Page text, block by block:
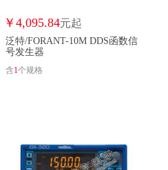
￥ 4,095.84元起
泛特/FORANT-10M DDS函数信
号发生器
含1个规格